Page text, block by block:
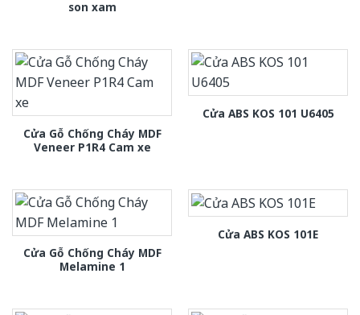
son xam
Cửa Gỗ Chống Cháy MDF
Veneer P1R4 Cam xe
Cửa ABS KOS 101 U6405
Cửa Gỗ Chống Cháy MDF
Melamine 1
Cửa ABS KOS 101E